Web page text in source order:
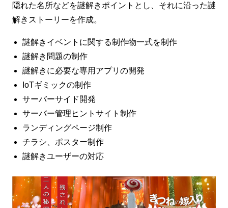
隠れた名所などを謎解きポイントとし、それに沿った謎
解きストーリーを作成。
謎解きイベントに関する制作物一式を制作
謎解き問題の制作
謎解きに必要な専用アプリの開発
IoTギミックの制作
サーバーサイド開発
サーバー管理ヒントサイト制作
ランディングページ制作
チラシ、ポスター制作
謎解きユーザーの対応